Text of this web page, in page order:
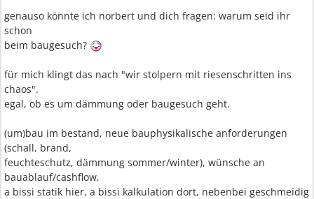
genauso könnte ich norbert und dich fragen: warum seid ihr
schon
beim baugesuch?
für mich klingt das nach "wir stolpern mit riesenschritten ins
chaos".
egal, ob es um dämmung oder baugesuch geht.
(um)bau im bestand, neue bauphysikalische anforderungen
(schall, brand,
feuchteschutz, dämmung sommer/winter), wünsche an
bauablauf/cashflow,
a bissi statik hier, a bissi kalkulation dort, nebenbei geschmeidig